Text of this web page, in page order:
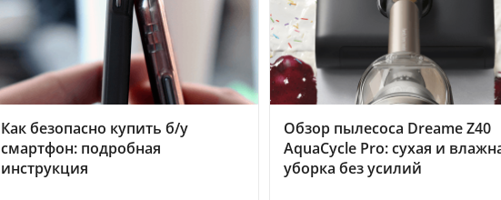
Как безопасно купить б/у
смартфон: подробная
инструкция
Обзор пылесоса Dreame Z40
AquaCycle Pro: сухая и
уборка без усилий